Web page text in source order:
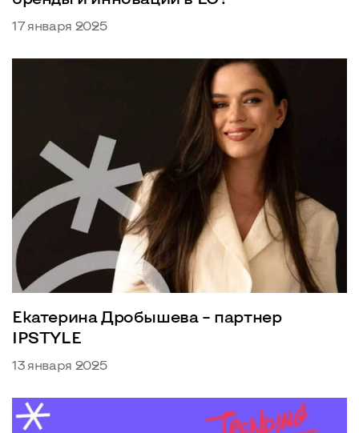
17 января 2025
Екатерина Дробышева – партнер
IPSTYLE
13 января 2025